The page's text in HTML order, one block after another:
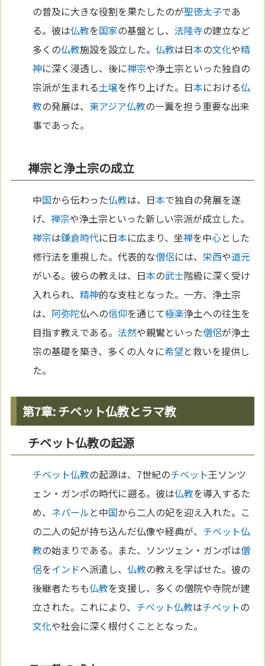
の普及に大きな役割を果たしたのが聖徳太子であ
る。彼は仏教を国家の基盤とし、法隆寺の建立など
多くの仏教施設を設立した。仏教は日本の文化や精
神に深く浸透し、後に禅宗や浄土宗といった独自の
宗派が生まれる土壌を作り上げた。日本における仏
教の発展は、 東アジア仏教の一翼を担う重要な出来
事であった。
禅宗と浄土宗の成立
中国から伝わった仏教は、日本で独自の発展を遂
げ、禅宗や浄土宗といった新しい宗派が成立した。
禅宗は鎌倉時代に日本に広まり、坐禅を中心とした
修行法を重視した。代表的な僧侶には、栄西や道元
がいる。彼らの教えは、日本の武士階級に深く受け
入れられ、精神的な支柱となった。一方、浄土宗
は、 阿弥陀仏への信仰を通じて極楽浄土への往生を
目指す教えである。法然や親鸞といった僧侶が浄土
宗の基礎を築き、多くの人々に希望と救いを提供し
た。
第7章: チベット仏教とラマ教
チベット仏教の起源
チベット仏教の起源は、7世紀のチベット王ソンツ
ェン・ガンポの時代に遡る。彼は仏教を導入するた
め、 ネパールと中国から二人の妃を迎え入れた。こ
の二人の妃が持ち込んだ仏像や経典が、 チベット仏
教の始まりである。また、ソンツェン・ガンポは僧
侶をインドへ派遣し、仏教の教えを学ばせた。彼の
後継者たちも仏教を支援し、多くの僧院や寺院が建
立された。これにより、 チベット仏教はチベットの
文化や社会に深く根付くこととなった。